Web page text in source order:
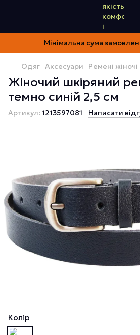
Мінімальна сума
Одяг Аксесуари Ремені жіночі
Жіночий шкіряний
темно синій 2,5 см
Артикул: 1213597081 Написати
Колір